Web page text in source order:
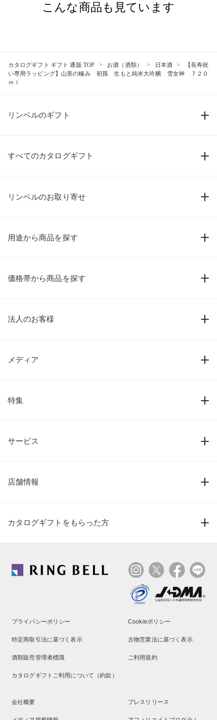
こんな商品も見ています
カタログギフト ギフト 通販 TOP お酒（酒類） 日本酒
【長寿祝
い専用ラッピング】山形の極み 初孫 生もと純米大吟醸 雪女神 ７２０
ｍｌ
リンベルのギフト
すべてのカタログギフト
リンベルのお取り寄せ
用途から商品を探す
価格帯から商品を探す
法人のお客様
メディア
特集
サービス
店舗情報
カタログギフトをもらった方
プライバシーポリシー Cookieポリシー
特定商取引法に基づく表示 古物営業法に基づく表示
酒類販売管理者標識 ご利用規約
カタログギフトご利用について（約款）
会社概要 プレスリリース